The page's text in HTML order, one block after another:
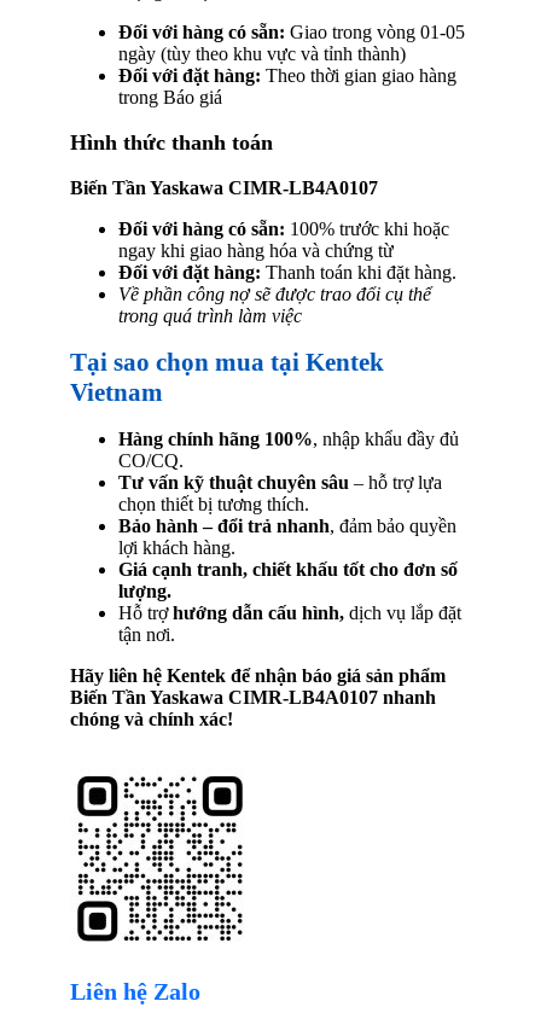
Đối với hàng có sẵn: Giao trong vòng 01-05
ngày (tùy theo khu vực và tỉnh thành)
Đối với đặt hàng: Theo thời gian giao hàng
trong Báo giá
Hình thức thanh toán
Biến Tần Yaskawa CIMR-LB4A0107
Đối với hàng có sẵn: 100% trước khi hoặc
ngay khi giao hàng hóa và chứng từ
Đối với đặt hàng: Thanh toán khi đặt hàng.
Về phần công nợ sẽ được trao đổi cụ thể
trong quá trình làm việc
Tại sao chọn mua tại Kentek
Vietnam
Hàng chính hãng 100%, nhập khẩu đầy đủ
CO/CQ.
Tư vấn kỹ thuật chuyên sâu – hỗ trợ lựa
chọn thiết bị tương thích.
Bảo hành – đổi trả nhanh, đảm bảo quyền
lợi khách hàng.
Giá cạnh tranh, chiết khấu tốt cho đơn số
lượng.
Hỗ trợhướng dẫn cấu hình, dịch vụ lắp đặt
tận nơi.
Hãy liên hệ Kentek để nhận báo giá sản phẩm
Biến Tần Yaskawa CIMR-LB4A0107 nhanh
chóng và chính xác!
Liên hệ Zalo